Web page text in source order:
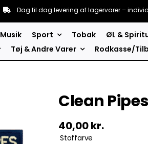
Dag til dag levering af lagervarer –
Musik Sport Tobak
ØL &
Tøj & Andre Varer Rodkasse/
Clean
40,00kr.
Stoffarve